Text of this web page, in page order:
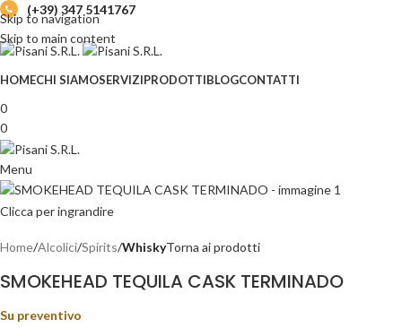
Skip to navigation
Skip to main content
(+39) 347 5141767
HOMECHI SIAMOSERVIZIPRODOTTIBLOGCONTATTI
0
0
Menu
Clicca per ingrandire
Home Alcolici Spirits WhiskyTorna ai prodotti
SMOKEHEAD TEQUILA CASK TERMINADO
Su preventivo